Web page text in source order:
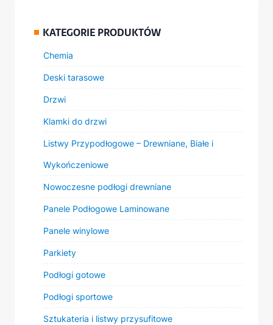
KATEGORIE PRODUKTÓW
Chemia
Deski tarasowe
Drzwi
Klamki do drzwi
Listwy Przypodłogowe – Drewniane, Białe i
Wykończeniowe
Nowoczesne podłogi drewniane
Panele Podłogowe Laminowane
Panele winylowe
Parkiety
Podłogi gotowe
Podłogi sportowe
Sztukateria i listwy przysufitowe